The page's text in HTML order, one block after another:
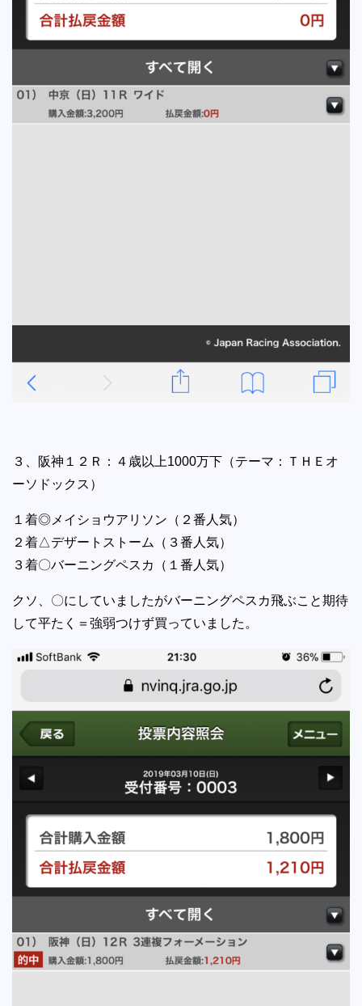
３、阪神１２Ｒ：４歳以上1000万下（テーマ：ＴＨＥオ
ーソドックス）
１着◎メイショウアリソン（２番人気）
２着△デザートストーム（３番人気）
３着〇バーニングペスカ（１番人気）
クソ、〇にしていましたがバーニングペスカ飛ぶこと期待
して平たく＝強弱つけず買っていました。